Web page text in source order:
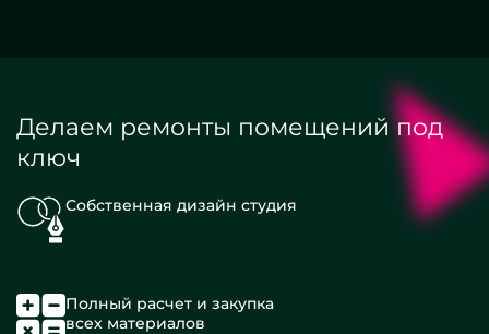
Делаем ремонты помещений под
ключ
Собственная дизайн студия
Полный расчет и закупка
всех материалов